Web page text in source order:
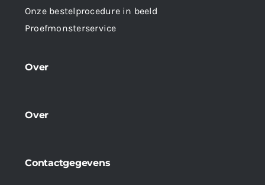
Onze bestelprocedure in beeld
Proefmonsterservice
Over
Over
Contactgegevens